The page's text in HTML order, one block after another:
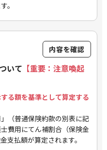
。
内容を確認
いて 【重要：注意喚起
る額を基準として算定する
（普通保険約款の別表に記
費用にてん補割合（保険金
支払額が算定されます。